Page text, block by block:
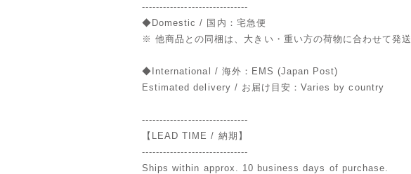
------------------------------
◆Domestic / 国内：宅急便
※ 他商品との同梱は、大きい・重い方の荷物に合わせて発送
◆International / 海外：EMS (Japan Post)
Estimated delivery / お届け目安：Varies by country
------------------------------
【LEAD TIME / 納期】
------------------------------
Ships within approx. 10 business days of purchase.